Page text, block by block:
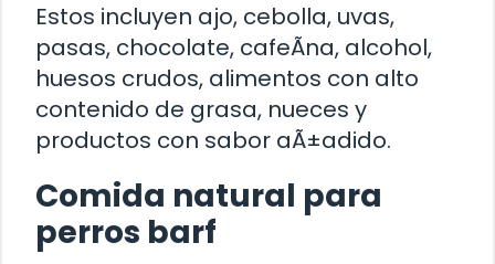
Estos incluyen ajo, cebolla, uvas,
pasas, chocolate, cafeÃ­na, alcohol,
huesos crudos, alimentos con alto
contenido de grasa, nueces y
productos con sabor aÃ±adido.
Comida natural para
perros barf